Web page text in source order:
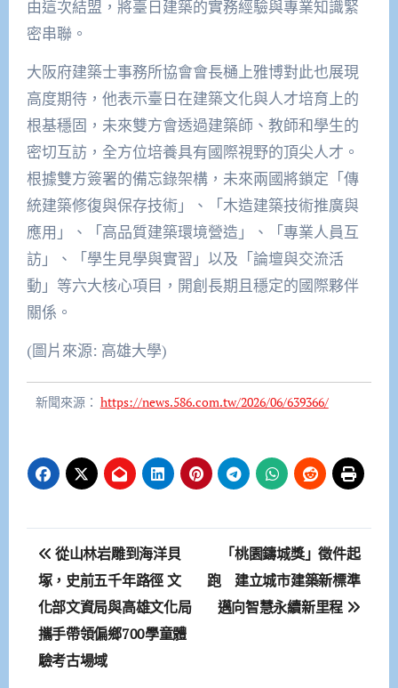
由這次結盟，將臺日建築的實務經驗與專業知識緊
密串聯。
大阪府建築士事務所協會會長樋上雅博對此也展現
高度期待，他表示臺日在建築文化與人才培育上的
根基穩固，未來雙方會透過建築師、教師和學生的
密切互訪，全方位培養具有國際視野的頂尖人才。
根據雙方簽署的備忘錄架構，未來兩國將鎖定「傳
統建築修復與保存技術」、「木造建築技術推廣與
應用」、「高品質建築環境營造」、「專業人員互
訪」、「學生見學與實習」以及「論壇與交流活
動」等六大核心項目，開創長期且穩定的國際夥伴
關係。
(圖片來源: 高雄大學)
新聞來源： https://news.586.com.tw/2026/06/639366/
文
章
導
覽
從山林岩雕到海洋貝
塚，史前五千年路徑 文
化部文資局與高雄文化局
攜手帶領偏鄉700學童體
驗考古場域
「桃園鑄城獎」徵件起
跑 建立城市建築新標準
邁向智慧永續新里程